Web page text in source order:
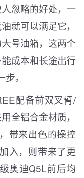
忽略的好处，一
就可以满足它，
号油箱，这两个
成本和长途出行
。
配备前双叉臂/
全铝合金材质，
带来出色的操控
入，则带来了更
奥迪Q5L前后均